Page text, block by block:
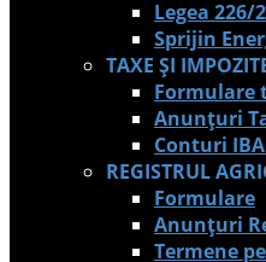
Legea 226/
Sprijin
TAXE ȘI
Formulare
Anunțuri
Conturi
REGISTRUL
Formulare
Anunțuri
Termene